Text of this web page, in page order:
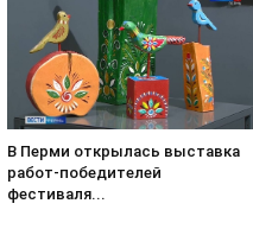
В Перми открылась выставка
работ-победителей
фестиваля...